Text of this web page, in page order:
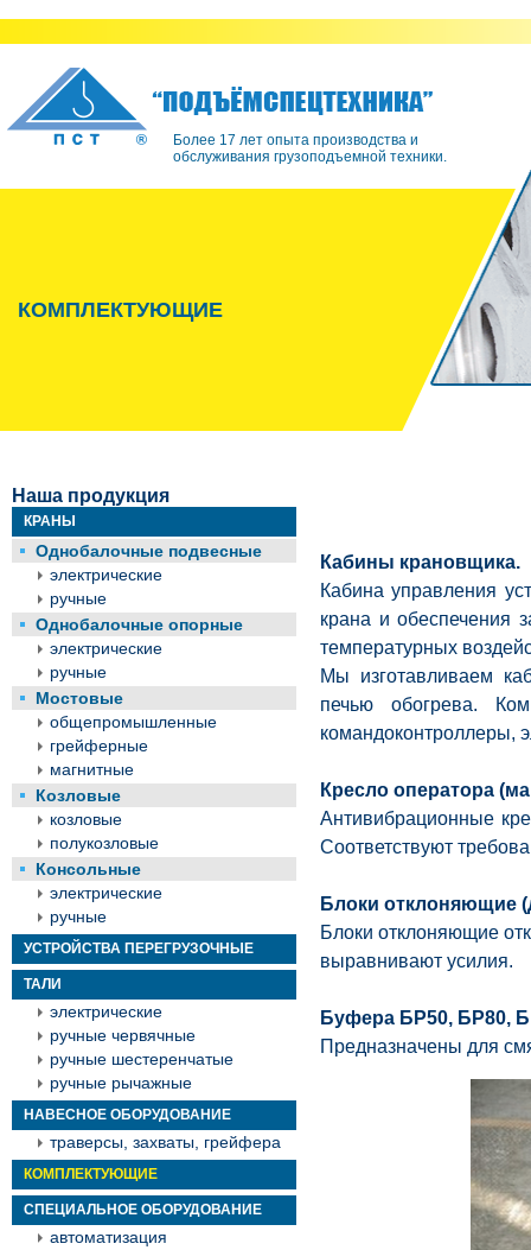
Более 17 лет опыта производства и
обслуживания грузоподъемной техники.
КОМПЛЕКТУЮЩИЕ
Наша продукция
КРАНЫ
Однобалочные подвесные
электрические
ручные
Однобалочные опорные
электрические
ручные
Мостовые
общепромышленные
грейферные
магнитные
Козловые
козловые
полукозловые
Консольные
электрические
ручные
УСТРОЙСТВА ПЕРЕГРУЗОЧНЫЕ
ТАЛИ
электрические
ручные червячные
ручные шестеренчатые
ручные рычажные
НАВЕСНОЕ ОБОРУДОВАНИЕ
траверсы, захваты, грейфера
КОМПЛЕКТУЮЩИЕ
СПЕЦИАЛЬНОЕ ОБОРУДОВАНИЕ
автоматизация
Кабины крановщика.
Кабина управления
крана и обеспечения
температурных
Мы изготавливаем
печью обогрева.
командоконтроллеры,
Кресло оператора
Антивибрационные
Соответствуют
Блоки отклоняющие
Блоки отклоняющие
выравнивают усилия.
Буфера БР50, БР80,
Предназначены для